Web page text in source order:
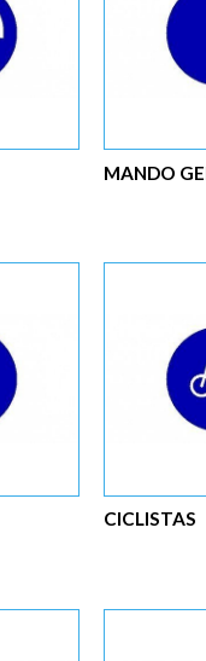
MANDO
CICLISTAS